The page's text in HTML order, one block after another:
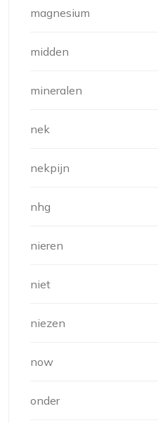
magnesium
midden
mineralen
nek
nekpijn
nhg
nieren
niet
niezen
now
onder